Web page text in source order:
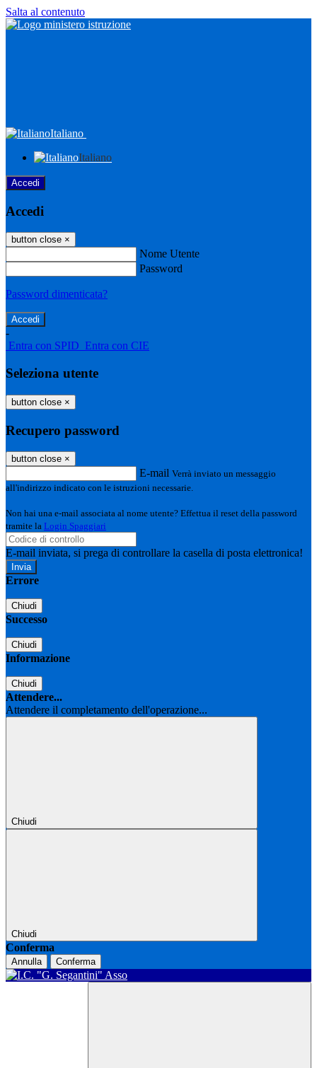
Salta al contenuto
Italiano
Italiano
Accedi
Accedi
button close ×
Nome Utente
Password
Password dimenticata?
-
Entra con SPID Entra con CIE
Seleziona utente
button close ×
Recupero password
button close ×
E-mail Verrà inviato un messaggio
all'indirizzo indicato con le istruzioni necessarie.
Non hai una e-mail associata al nome utente? Effettua il reset della password
tramite la Login Spaggiari
E-mail inviata, si prega di controllare la casella di posta elettronica!
Errore
Chiudi
Successo
Chiudi
Informazione
Chiudi
Attendere...
Attendere il completamento dell'operazione...
Chiudi
Chiudi
Conferma
Annulla Conferma